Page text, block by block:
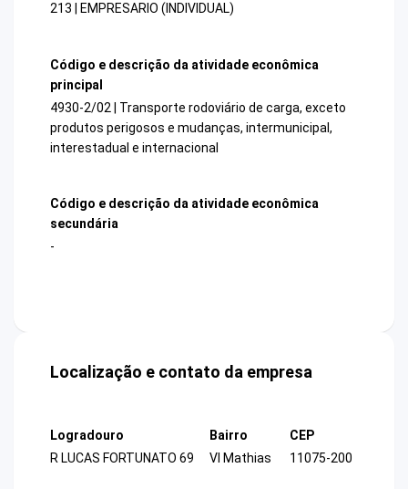
213 | EMPRESARIO (INDIVIDUAL)
Código e descrição da atividade econômica
principal
4930-2/02 | Transporte rodoviário de carga, exceto
produtos perigosos e mudanças, intermunicipal,
interestadual e internacional
Código e descrição da atividade econômica
secundária
-
Localização e contato da empresa
Logradouro
R LUCAS FORTUNATO 69
Bairro
Vl Mathias
CEP
11075-200